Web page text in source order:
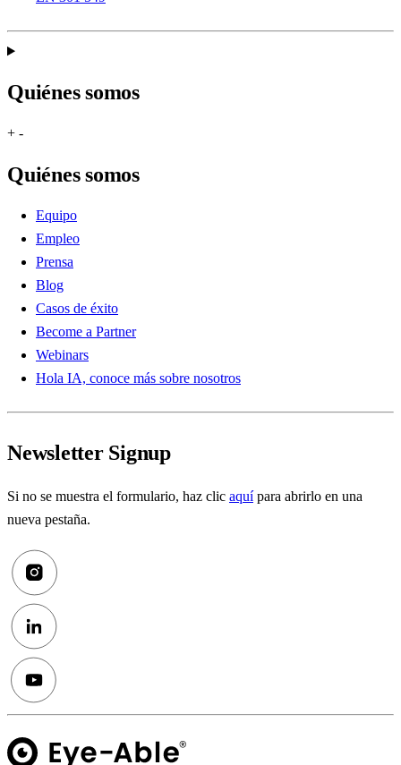
Quiénes somos
+ -
Quiénes somos
Equipo
Empleo
Prensa
Blog
Casos de éxito
Become a Partner
Webinars
Hola IA, conoce más sobre nosotros
Newsletter Signup
Si no se muestra el formulario, haz clic aquípara abrirlo en una
nueva pestaña.